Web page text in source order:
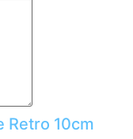
Retro 10cm